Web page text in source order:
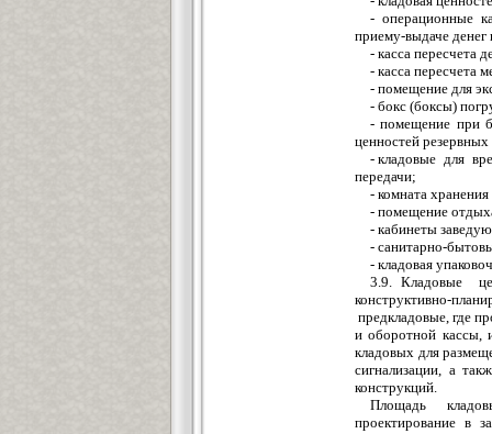
- операционные
приему-выдаче
- касса пересчета
- касса пересчета
- помещение для
- бокс (боксы)
- помещение при
ценностей
- кладовые для в
передачи;
- комната
- помещение
- кабинеты заведую
- санитарно-
- кладовая
3 .9. Кладовые
конструктивно-
предкладовые, где
и оборотной кассы,
кладовых для
сигнализации, а
конструкций.
Площадь
проектирование в з